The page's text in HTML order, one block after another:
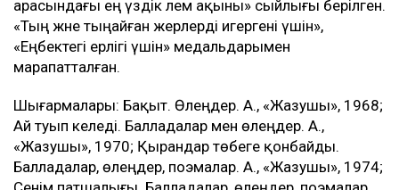
арасындағы ең үздік әлем ақыны» сыйлығы берілген.
«Тың және тыңайған жерлерді игергені үшін»,
«Еңбектегі ерлігі үшін» медальдарымен
марапатталған.
Шығармалары: Бақыт. Өлеңдер. А., «Жазушы», 1968;
Ай туып келеді. Балладалар мен өлеңдер. А.,
«Жазушы», 1970; Қырандар төбеге қонбайды.
Балладалар, өлеңдер, поэмалар. А., «Жазушы», 1974;